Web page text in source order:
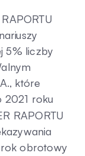
5% liczby
które
2021 roku
RAPORTU
obrotowy